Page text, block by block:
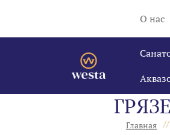
О нас
Главная //